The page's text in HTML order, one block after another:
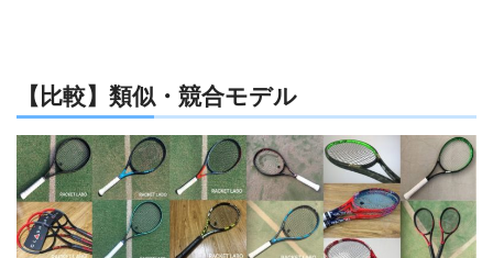
【比較】類似・競合モデル